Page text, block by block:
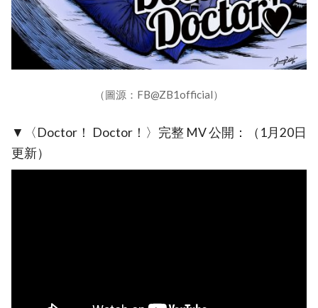
（圖源：FB@ZB1official）
▼〈Doctor！ Doctor！〉完整 MV 公開：（1月20日
更新）